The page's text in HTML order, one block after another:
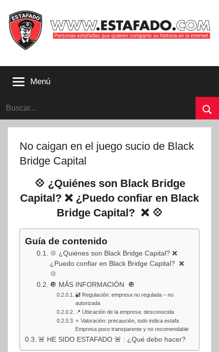
contenido
que
compartir
su
internet
Estafado.com
Menú
Buscar:
No caigan en el juego sucio de Black
Bridge Capital
💠 ¿Quiénes son Black Bridge
Capital? ❌ ¿Puedo confiar en Black
Bridge Capital? ❌ 💠
Guía de contenido
💠 ¿Quiénes son Black Bridge Capital? ❌
¿Puedo confiar en Black Bridge Capital? ❌
💠
🔘 MÁS INFORMACIÓN 🔘
🔐 Regulación: empresa no regulada – no
autorizada
📍 Ubicación de la empresa: desconocida
⭐ Valoración: precaución, todo indica estafa .
Empresa poco transparente y no recomendable
🚨 HE SIDO ESTAFADO 🚨 : ¿Qué debo hacer?